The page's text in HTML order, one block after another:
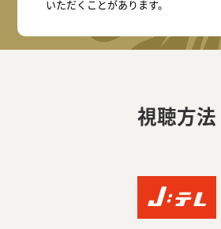
いただくことがあります。
視聴方法